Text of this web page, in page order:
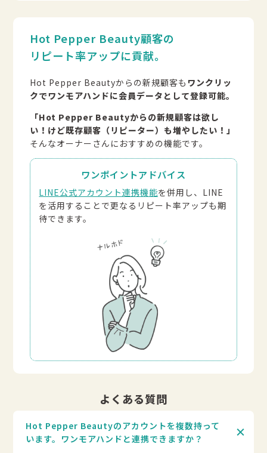
Hot Pepper Beauty顧客の
リピート率アップに貢献。
Hot Pepper Beautyからの新規顧客も ワンクリッ
クでワンモアハンドに会員データとして登録可能。
「Hot Pepper Beautyからの新規顧客は欲し
い！けど既存顧客（リピーター）も増やしたい！」
そんなオーナーさんにおすすめの機能です。
ワンポイントアドバイス
LINE公式アカウント連携機能を併用し、LINE
を活用することで更なるリピート率アップも期
待できます。
よくある質問
Hot Pepper Beautyのアカウントを複数持って
います。ワンモアハンドと連携できますか？